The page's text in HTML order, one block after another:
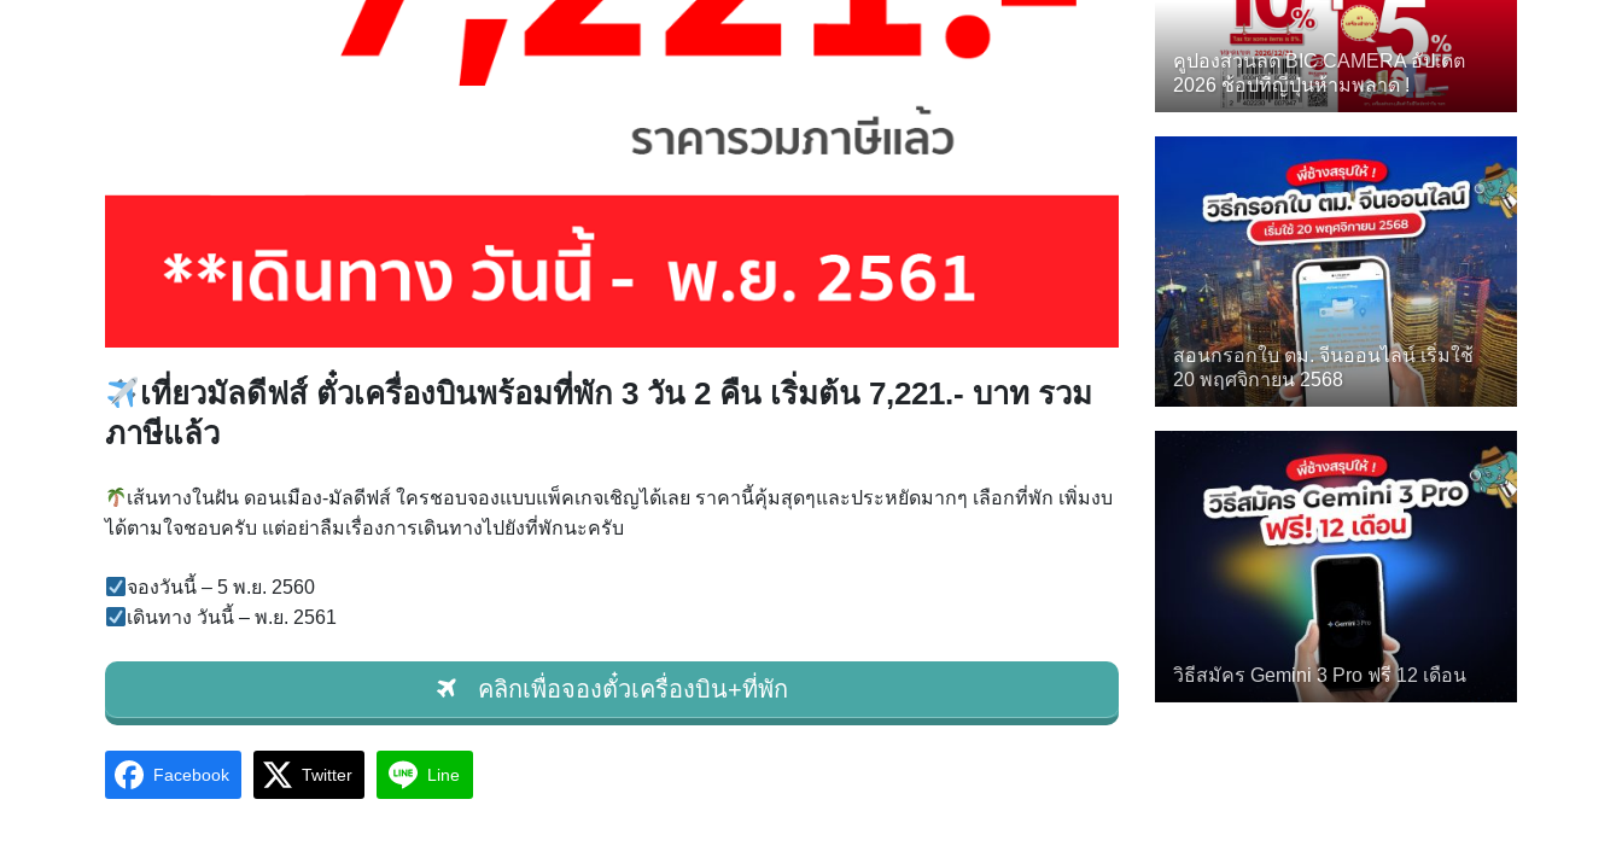
เที่ยวมัลดีฟส์ ตั๋วเครื่องบินพร้อมที่พัก 3 วัน 2 คืน เริ่มต้น 7,221.- บาท รวม
ภาษีแล้ว
เส้นทางในฝัน ดอนเมือง-มัลดีฟส์ ใครชอบจองแบบแพ็คเกจเชิญได้เลย ราคานี้คุ้มสุดๆและประหยัดมากๆ เลือกที่พัก เพิ่มงบ
ได้ตามใจชอบครับ แต่อย่าลืมเรื่องการเดินทางไปยังที่พักนะครับ
จองวันนี้ – 5 พ.ย. 2560
เดินทาง วันนี้ – พ.ย. 2561
คลิกเพื่อจองตั๋วเครื่องบิน+ที่พัก
Facebook Twitter Line
คูปองส่วนลด BIC CAMERA อัปเดต
2026 ช้อปที่ญี่ปุ่นห้ามพลาด !
สอนกรอกใบ ตม. จีนออนไลน์ เริ่มใช้
20 พฤศจิกายน 2568
วิธีสมัคร Gemini 3 Pro ฟรี 12 เดือน